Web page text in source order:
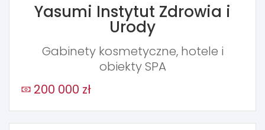
Yasumi Instytut Zdrowia i
Urody
Gabinety kosmetyczne, hotele i
obiekty SPA
200 000 zł